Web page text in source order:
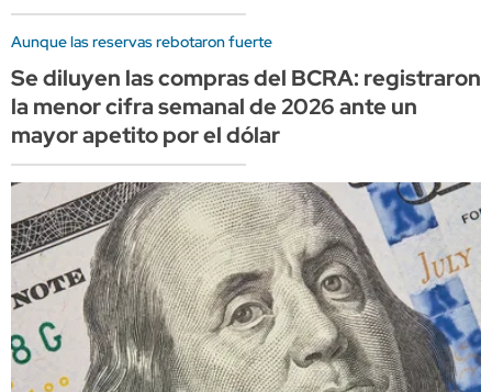
Aunque las reservas rebotaron fuerte
Se diluyen las compras del BCRA: registraron
la menor cifra semanal de 2026 ante un
mayor apetito por el dólar